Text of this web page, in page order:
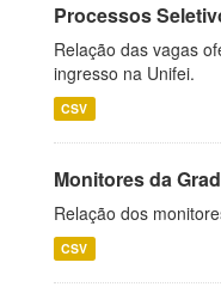
Processos
Relação das vagas
ingresso na Unifei.
CSV
Monitores da
Relação dos
CSV